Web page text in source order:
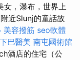
女，瀑布，世界上
近Slunj的童話故
美容撥筋 seo軟體
巴醫美 南屯國術館
酒店的住宅（公